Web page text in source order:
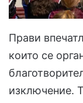
Прави
които се
изключение.